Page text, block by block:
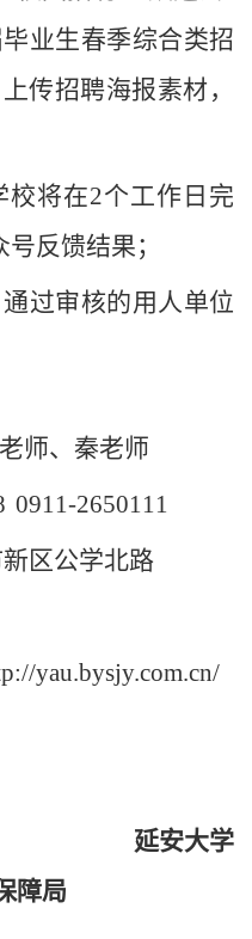
业生春季综合类招
传招聘海报素材，
校将在2个工作日完
号反馈结果；
过审核的用人单位
师、秦老师
0911-2650111
区公学北路
yau.bysjy.com.cn/
安大学
障局